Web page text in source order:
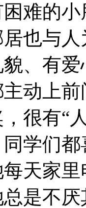
难的
也与
、有
动上
很有“
学们
天家
是不